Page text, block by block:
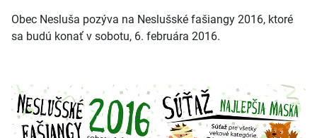
Obec Nesluša pozýva na Neslušské fašiangy 2016, ktoré
sa budú konať v sobotu, 6. februára 2016.